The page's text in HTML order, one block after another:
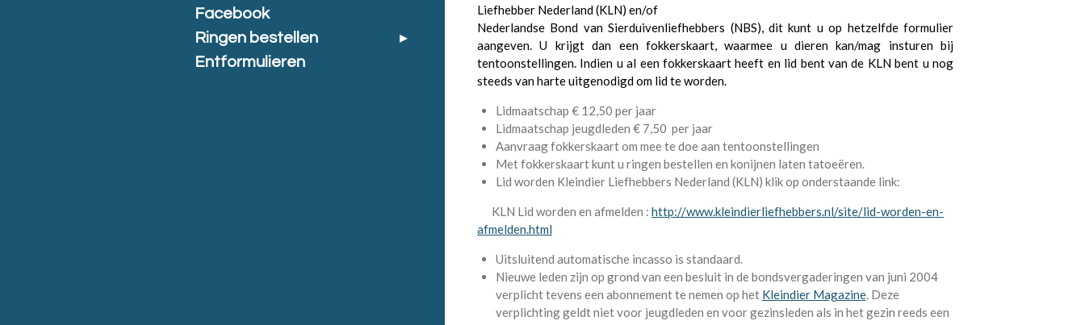
Liefhebber Nederland (KLN) en/of
Nederlandse Bond van Sierduivenliefhebbers (NBS), dit kunt u op hetzelfde formulier
aangeven. U krijgt dan een fokkerskaart, waarmee u dieren kan/mag insturen bij
tentoonstellingen. Indien u al een fokkerskaart heeft en lid bent van de KLN bent u nog
steeds van harte uitgenodigd om lid te worden.
Lidmaatschap € 12,50 per jaar
Lidmaatschap jeugdleden € 7,50 per jaar
Aanvraag fokkerskaart om mee te doe aan tentoonstellingen
Met fokkerskaart kunt u ringen bestellen en konijnen laten tatoeëren.
Lid worden Kleindier Liefhebbers Nederland (KLN) klik op onderstaande link:
KLN Lid worden en afmelden :http://www.kleindierliefhebbers.nl/site/lid-worden-en-
afmelden.html
Uitsluitend automatische incasso is standaard.
Nieuwe leden zijn op grond van een besluit in de bondsvergaderingen van juni 2004
verplicht tevens een abonnement te nemen op het Kleindier Magazine. Deze
verplichting geldt niet voor jeugdleden en voor gezinsleden als in het gezin reeds een
Facebook
Ringen bestellen
Entformulieren